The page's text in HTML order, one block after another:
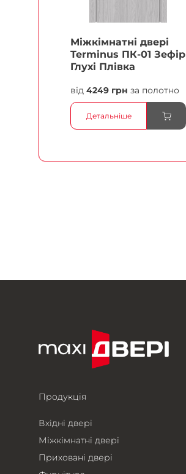
Міжкімнатні двері
Terminus ПК-01 Зефір
Глухі Плівка
від 4249 грн за полотно
Детальніше
Продукція
Вхідні двері
Міжкімнатні двері
Приховані двері